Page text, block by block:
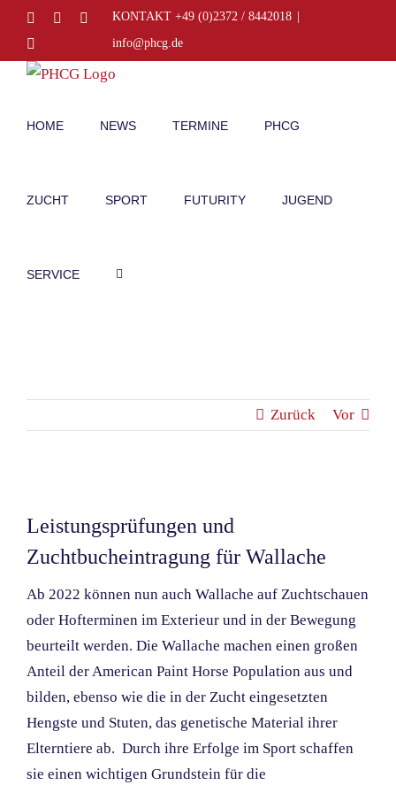
Inhalt
springen
FacebookInstagramKONTAKT +49 (0)2372 / 8442018
info@phcg.de
HOME NEWS TERMINE PHCG
ZUCHT SPORT FUTURITY JUGEND
SERVICE
Zurück Vor
grösseres
Bild
Leistungsprüfungen und
Zuchtbucheintragung für Wallache
Ab 2022 können nun auch Wallache auf Zuchtschauen
oder Hofterminen im Exterieur und in der Bewegung
beurteilt werden. Die Wallache machen einen großen
Anteil der American Paint Horse Population aus und
bilden, ebenso wie die in der Zucht eingesetzten
Hengste und Stuten, das genetische Material ihrer
Elterntiere ab. Durch ihre Erfolge im Sport schaffen
sie einen wichtigen Grundstein für die